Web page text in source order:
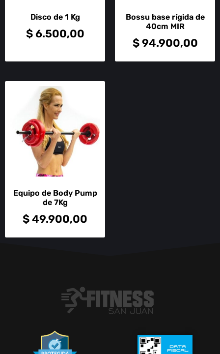
Disco de 1 Kg
$6.500,00
Bossu base rígida de
40cm MIR
$94.900,00
Equipo de Body Pump
de 7Kg
$49.900,00